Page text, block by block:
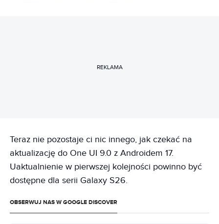
REKLAMA
Teraz nie pozostaje ci nic innego, jak czekać na
aktualizację do One UI 9.0 z Androidem 17.
Uaktualnienie w pierwszej kolejności powinno być
dostępne dla serii Galaxy S26.
OBSERWUJ NAS W GOOGLE DISCOVER